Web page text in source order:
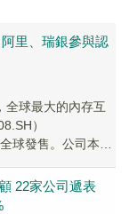
阿里、瑞銀參與認
全球最大的內存互
）
球發售。公司本次
22家公司遞表